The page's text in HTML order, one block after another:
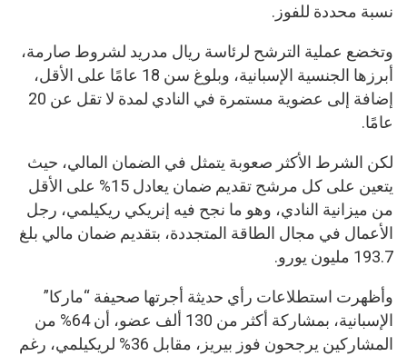
نسبة محددة للفوز.
وتخضع عملية الترشح لرئاسة ريال مدريد لشروط صارمة،
أبرزها الجنسية الإسبانية، وبلوغ سن 18 عامًا على الأقل،
إضافة إلى عضوية مستمرة في النادي لمدة لا تقل عن 20
عامًا.
لكن الشرط الأكثر صعوبة يتمثل في الضمان المالي، حيث
يتعين على كل مرشح تقديم ضمان يعادل 15% على الأقل
من ميزانية النادي، وهو ما نجح فيه إنريكي ريكيلمي، رجل
الأعمال في مجال الطاقة المتجددة، بتقديم ضمان مالي بلغ
193.7 مليون يورو.
وأظهرت استطلاعات رأي حديثة أجرتها صحيفة “ماركا”
الإسبانية، بمشاركة أكثر من 130 ألف عضو، أن 64% من
المشاركين يرجحون فوز بيريز، مقابل 36% لريكيلمي، رغم